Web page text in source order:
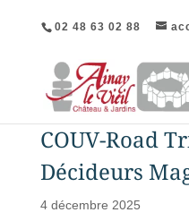
02 48 63 02 88
COUV-Road
Décideurs
4 décembre 2025